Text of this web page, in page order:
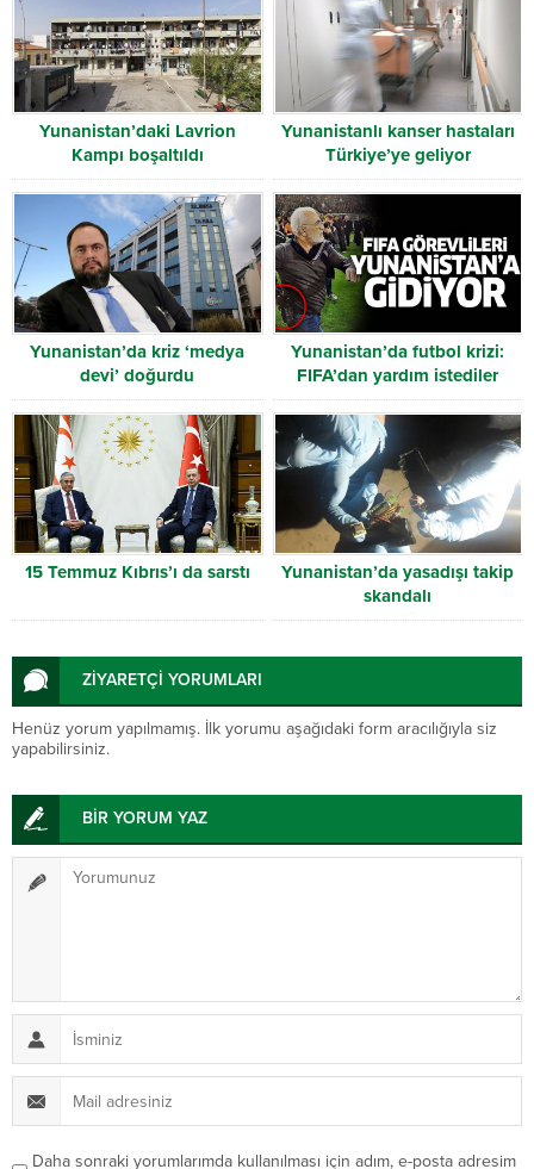
Yunanistan’daki Lavrion
Kampı boşaltıldı
Yunanistanlı kanser hastaları
Türkiye’ye geliyor
Yunanistan’da kriz ‘medya
devi’ doğurdu
Yunanistan’da futbol krizi:
FIFA’dan yardım istediler
15 Temmuz Kıbrıs’ı da sarstı
Yunanistan’da yasadışı takip
skandalı
ZİYARETÇİ YORUMLARI
Henüz yorum yapılmamış. İlk yorumu aşağıdaki form aracılığıyla siz
yapabilirsiniz.
BİR YORUM YAZ
Daha sonraki yorumlarımda kullanılması için adım, e-posta adresim